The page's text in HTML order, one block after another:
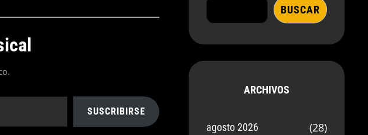
SUSCRIBIRSE
BUSCAR
ARCHIVOS
agosto 2026 (28)